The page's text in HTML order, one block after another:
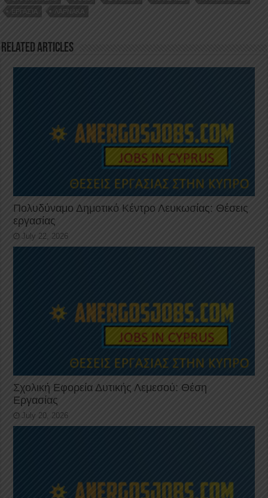
o
k
n
p
ΕΡΓΑΣΊΑ
ΛΆΡΝΑΚΑ
Related Articles
Πολυδύναμο Δημοτικό Κέντρο Λευκωσίας: Θέσεις
εργασίας
July 22, 2026
Σχολική Εφορεία Δυτικής Λεμεσού: Θέση
Εργασίας
July 20, 2026